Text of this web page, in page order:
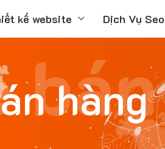
kế website Dịch Vụ Seo
hàng